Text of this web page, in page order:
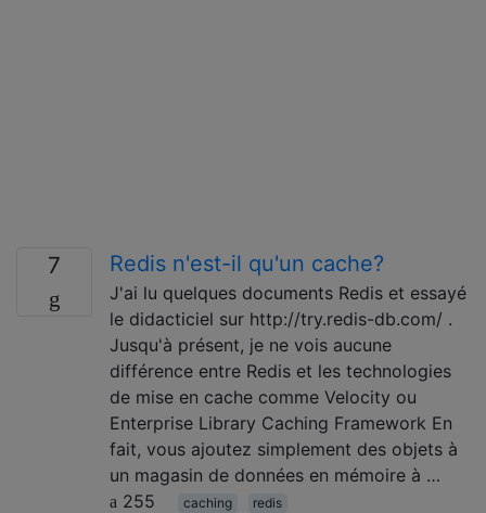
7 Redis n'est-il qu'un cache?
J'ai lu quelques documents Redis et essayé
le didacticiel sur http://try.redis-db.com/ .
Jusqu'à présent, je ne vois aucune
différence entre Redis et les technologies
de mise en cache comme Velocity ou
Enterprise Library Caching Framework En
fait, vous ajoutez simplement des objets à
un magasin de données en mémoire à …
255
caching redis